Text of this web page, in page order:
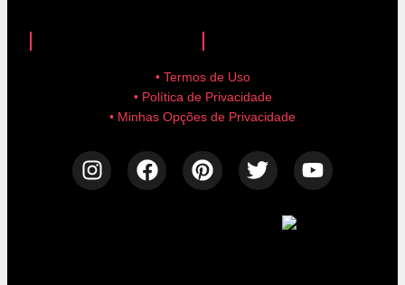
• Termos de Uso
• Política de Privacidade
• Minhas Opções de Privacidade